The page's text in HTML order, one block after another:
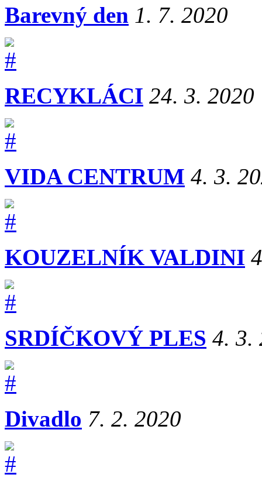
Barevný den 1. 7. 2020
RECYKLÁCI 24. 3. 2020
VIDA CENTRUM 4. 3.
KOUZELNÍK VALDINI
SRDÍČKOVÝ PLES 4. 3.
Divadlo 7. 2. 2020